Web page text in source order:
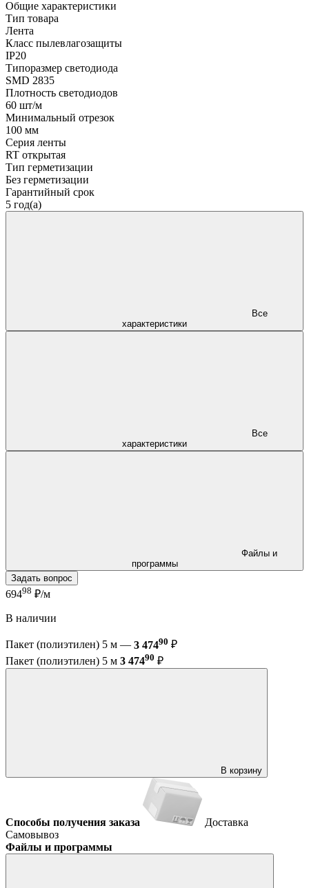
Общие характеристики
Тип товара
Лента
Класс пылевлагозащиты
IP20
Типоразмер светодиода
SMD 2835
Плотность светодиодов
60 шт/м
Минимальный отрезок
100 мм
Серия ленты
RT открытая
Тип герметизации
Без герметизации
Гарантийный срок
5 год(а)
характеристики
характеристики
программы
Задать вопрос
69498 ₽/м
В наличии
Пакет (полиэтилен) 5 м — 3 47490 ₽
Пакет (полиэтилен) 5 м 3 47490 ₽
В корзину
Способы получения заказа
Доставка
Самовывоз
Файлы и программы